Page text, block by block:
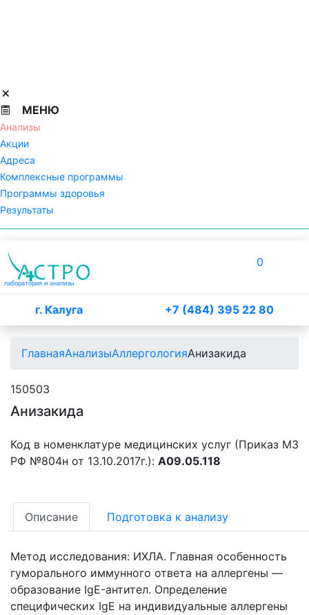
МЕНЮ
Анализы
Акции
Адреса
Комплексные программы
Программы здоровья
Результаты
лаборатория и анализы
г. Калуга +7 (484) 395 22 80
0
ГлавнаяАнализыАллергологияАнизакида
150503
Анизакида
Код в номенклатуре медицинских услуг (Приказ МЗ
РФ №804н от 13.10.2017г.): A09.05.118
Описание Подготовка к анализу
Метод исследования: ИХЛА. Главная особенность
гуморального иммунного ответа на аллергены —
образование IgE-антител. Определение
специфических IgE на индивидуальные аллергены